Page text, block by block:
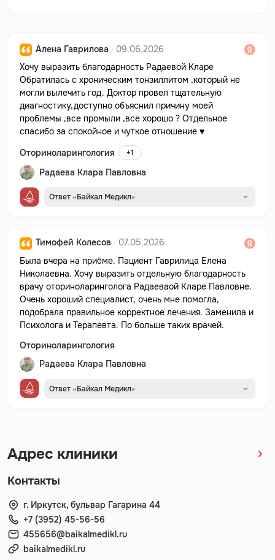
Алена Гаврилова · 09.06.2026
Хочу выразить благодарность Радаевой Кларе
Обратилась с хроническим тонзиллитом ,который не
могли вылечить год. Доктор провел тщательную
диагностику,доступно объяснил причину моей
проблемы ,все промыли ,все хорошо ? Отдельное
спасибо за спокойное и чуткое отношение ♥️
Оториноларингология
+1
Радаева Клара Павловна
Ответ «Байкал Медикл»
Тимофей Колесов · 07.05.2026
Была вчера на приëме. Пациент Гаврилица Елена
Николаевна. Хочу выразить отдельную благодарность
врачу оториноларинголога Радаеваой Кларе Павловне.
Очень хороший специалист, очень мне помогла,
подобрала правильное корректное лечения. Заменила и
Психолога и Терапевта. По больше таких врачей.
Оториноларингология
Радаева Клара Павловна
Ответ «Байкал Медикл»
Адрес клиники
Контакты
г. Иркутск, бульвар Гагарина 44
+7 (3952) 45-56-56
455656@baikalmedikl.ru
baikalmedikl.ru